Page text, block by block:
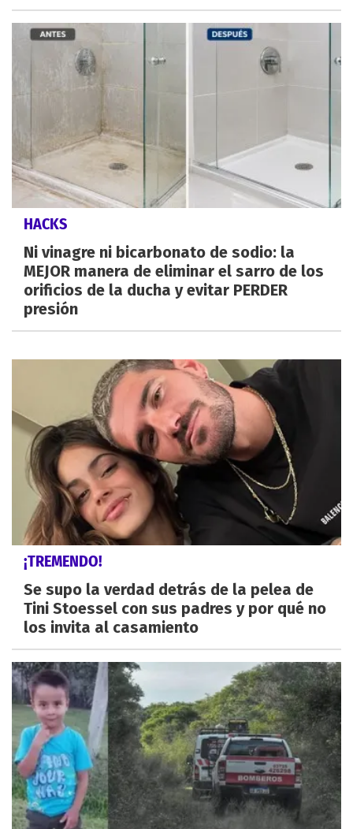
HACKS
Ni vinagre ni bicarbonato de sodio: la
MEJOR manera de eliminar el sarro de los
orificios de la ducha y evitar PERDER
presión
¡TREMENDO!
Se supo la verdad detrás de la pelea de
Tini Stoessel con sus padres y por qué no
los invita al casamiento